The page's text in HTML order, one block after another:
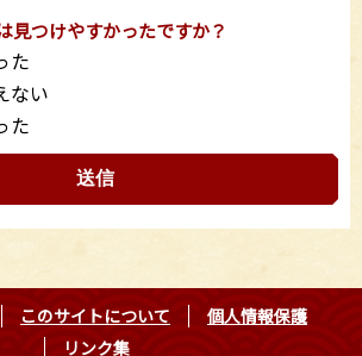
見つけやすかったですか？
た
ない
た
このサイトについて
個人情報保護
リンク集